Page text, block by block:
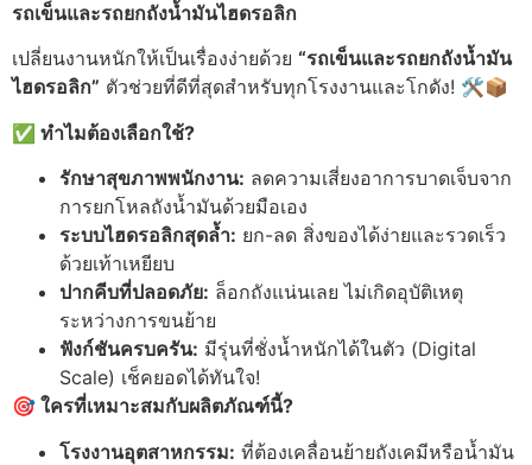
รถเข็นและรถยกถังน้ำมันไฮดรอลิก
เปลี่ยนงานหนักให้เป็นเรื่องง่ายด้วย “รถเข็นและรถยกถังน้ำมัน
ไฮดรอลิก” ตัวช่วยที่ดีที่สุดสำหรับทุกโรงงานและโกดัง! 🛠️📦
✅ ทำไมต้องเลือกใช้?
รักษาสุขภาพพนักงาน: ลดความเสี่ยงอาการบาดเจ็บจาก
การยกโหลถังน้ำมันด้วยมือเอง
ระบบไฮดรอลิกสุดล้ำ: ยก-ลด สิ่งของได้ง่ายและรวดเร็ว
ด้วยเท้าเหยียบ
ปากคีบที่ปลอดภัย: ล็อกถังแน่นเลย ไม่เกิดอุบัติเหตุ
ระหว่างการขนย้าย
ฟังก์ชันครบครัน: มีรุ่นที่ชั่งน้ำหนักได้ในตัว (Digital
Scale) เช็คยอดได้ทันใจ!
🎯 ใครที่เหมาะสมกับผลิตภัณฑ์นี้?
โรงงานอุตสาหกรรม: ที่ต้องเคลื่อนย้ายถังเคมีหรือน้ำมัน